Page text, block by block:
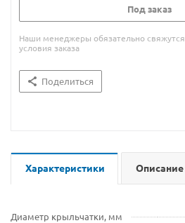
Под заказ
Наши менеджеры обязательно
условия заказа
Поделиться
Характеристики Описание
Диаметр крыльчатки, мм